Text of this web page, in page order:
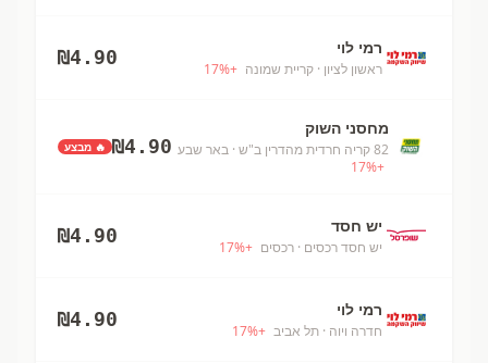
רמי לוי
ראשון לציון · קריית שמונה +
17%
₪4.90
מחסני השוק
82 קריה חרדית מהדרין ב"ש
· באר שבע
+
17%
₪4.90 🔥 מבצע
יש חסד
יש חסד רכסים · רכסים +
17%
₪4.90
רמי לוי
חדרה ויוה · תל אביב +
17%
₪4.90